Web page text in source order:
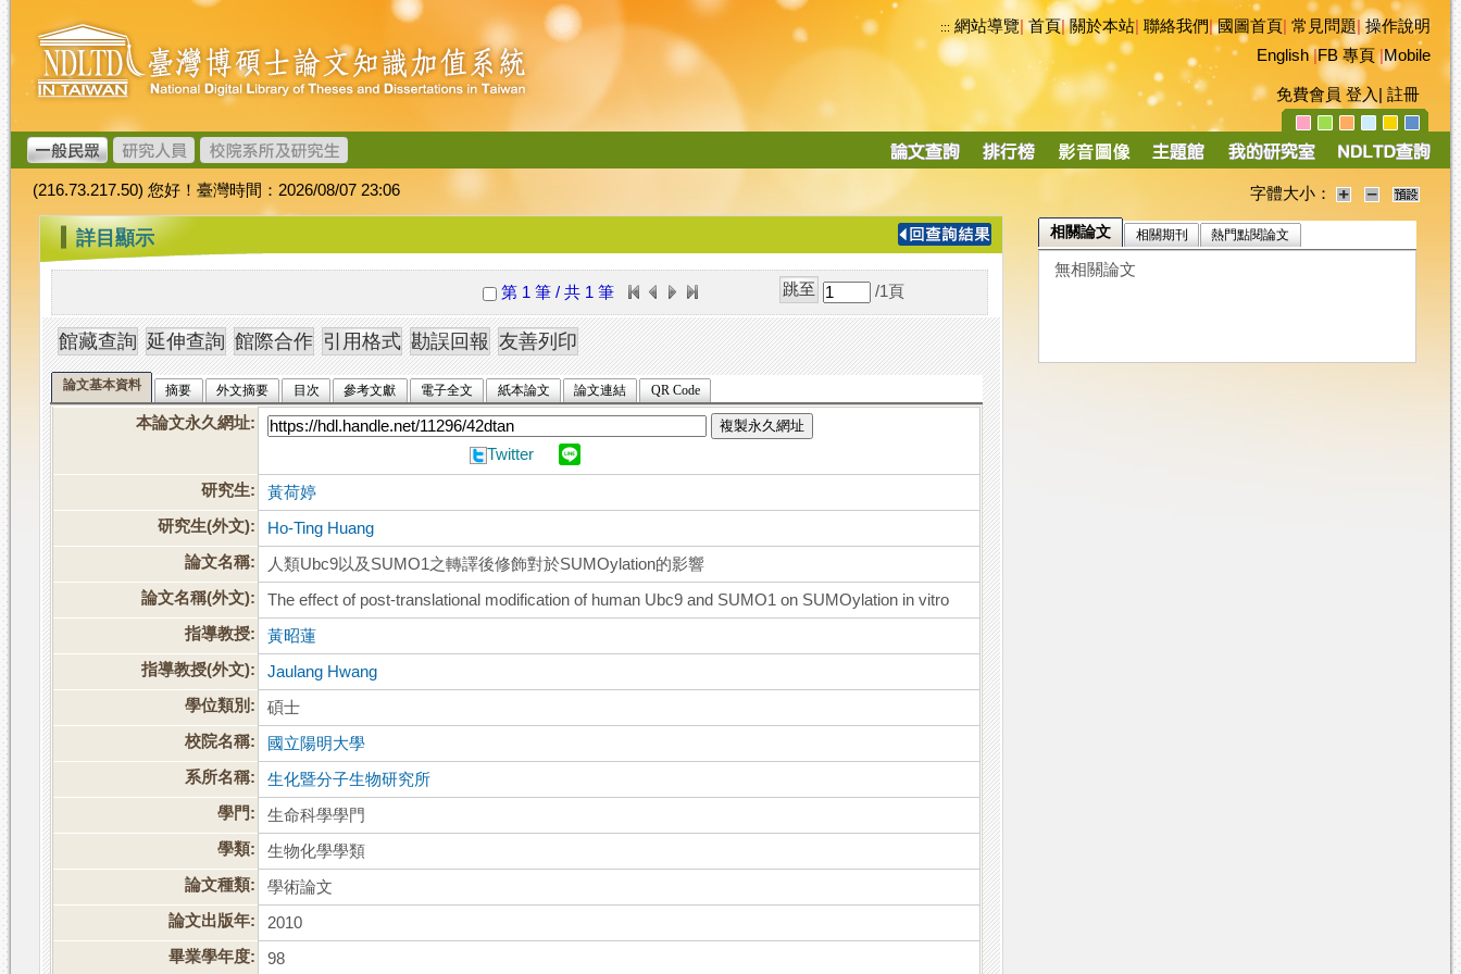
跳
到
主
要
內
容
臺
灣
博
碩
士
論
文
加
值
系
統
::: 網站導覽|首頁|關於本站 聯絡我們|國圖首頁 常見問題|操作說明
English|FB 專頁|Mobile
免費會員 登入 註冊
導
(216.73.217.50) 您好！臺灣時間：2026/08/07 23:06 字體大小：
::: 詳目顯示
第 1 筆 / 共 1 筆 /1 頁
論文基本資料 摘要 外文摘要 目次 參考文獻 電子全文 紙本論文 論文連結 QR Code
本論文永久網址: 複製永久網址
Twitter
研究生:
黃荷婷
研究生(外文):
Ho-Ting Huang
論文名稱:
人類Ubc9以及SUMO1之轉譯後修飾對於SUMOylation的影響
論文名稱(外文):
The effect of post-translational modification of human Ubc9 and SUMO1 on SUMOylation in vitro
指導教授:
黃昭蓮
指導教授(外文):
Jaulang Hwang
學位類別:
碩士
校院名稱:
國立陽明大學
系所名稱:
生化暨分子生物研究所
學門:
生命科學學門
學類:
生物化學學類
論文種類:
學術論文
論文出版年:
2010
畢業學年度:
98
相關論文 相關期刊 熱門點閱論文
無相關論文